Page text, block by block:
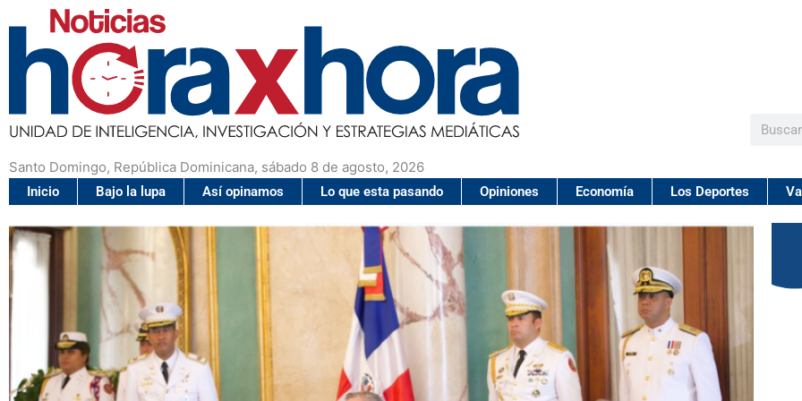
Santo Domingo, República Dominicana, sábado 8 de agosto, 2026
Buscar
Inicio Bajo la lupa Así opinamos Lo que esta pasando Opiniones Economía Los Deportes